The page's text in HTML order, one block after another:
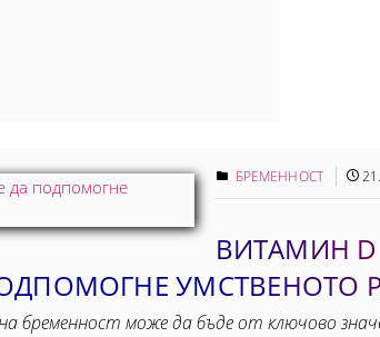
БРЕМЕННОСТ
ВИТАМИН
УМСТВЕНОТО
бременност може да бъде от ключово